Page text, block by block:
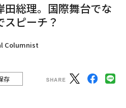
田総理。国際舞台でな
ピーチ？
Columnist
存